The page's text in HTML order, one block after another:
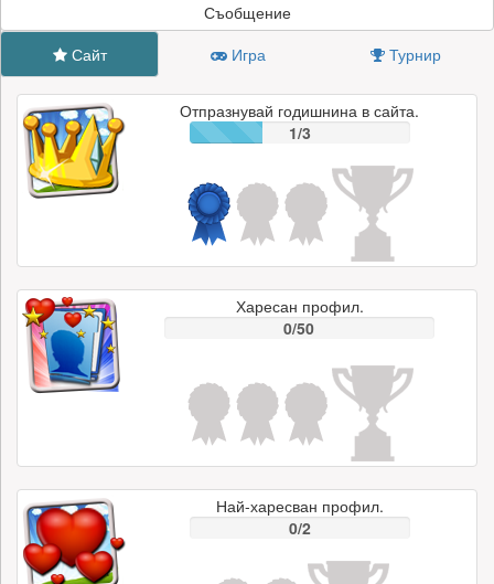
Съобщение
Сайт
Игра Турнир
Отпразнувай годишнина в сайта.
1/3
Харесан профил.
0/50
Най-харесван профил.
0/2